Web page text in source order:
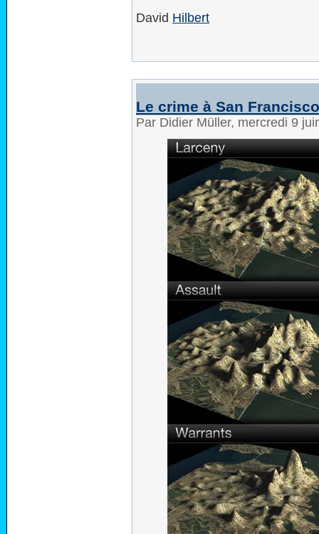
David Hilbert
Le crime à San Francisco
Par Didier Müller, mercredi 9